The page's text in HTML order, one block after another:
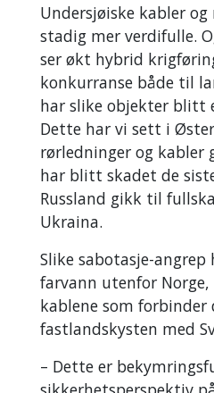
Undersjøiske kabler
stadig mer verdifulle.
ser økt hybrid
konkurranse både til
har slike objekter blitt
Dette har vi sett i
rørledninger og kabler
har blitt skadet de
Russland gikk til
Ukraina.
Slike sabotasje-angrep
farvann utenfor
kablene som forbinder
fastlandskysten med
– Dette er